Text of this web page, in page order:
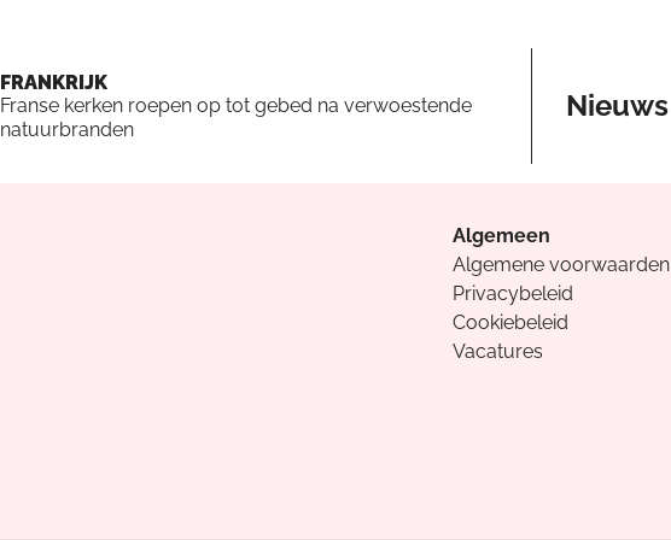
FRANKRIJK
Franse kerken roepen op tot gebed na verwoestende
natuurbranden
Nieuws
Algemeen
Algemene voorwaarden
Privacybeleid
Cookiebeleid
Vacatures